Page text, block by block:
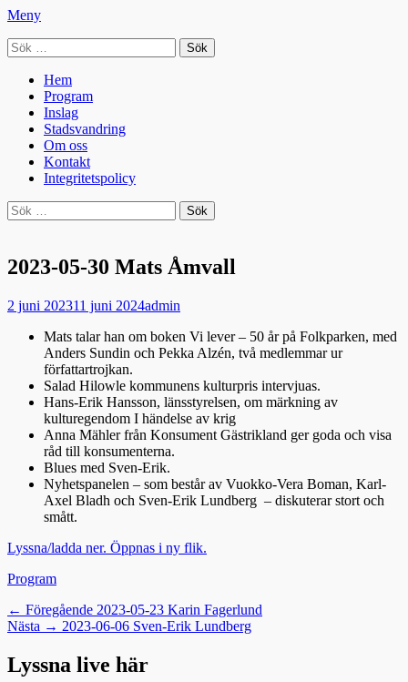
Meny
Seniorradion
Sök
efter:
Primär
meny
Hoppa
innehåll
Hem
Program
Inslag
Stadsvandring
Om oss
Kontakt
Integritetspolicy
Sök
Sök
efter:
2023-05-30 Mats Åmvall
Publicerad
2 juni 202311 juni 2024Författare
admin
Mats talar han om boken Vi lever – 50 år på Folkparken, med
Anders Sundin och Pekka Alzén, två medlemmar ur
författartrojkan.
Salad Hilowle kommunens kulturpris intervjuas.
Hans-Erik Hansson, länsstyrelsen, om märkning av
kulturegendom I händelse av krig
Anna Mähler från Konsument Gästrikland ger goda och visa
råd till konsumenterna.
Blues med Sven-Erik.
Nyhetspanelen – som består av Vuokko-Vera Boman, Karl-
Axel Bladh och Sven-Erik Lundberg – diskuterar stort och
smått.
Lyssna/ladda ner. Öppnas i ny flik.
Kategorier
Program
Inläggsnavigering
← Föregående Föregående
inlägg:
2023-05-23 Karin Fagerlund
Nästa → Nästa
2023-06-06 Sven-Erik Lundberg
Lyssna live här